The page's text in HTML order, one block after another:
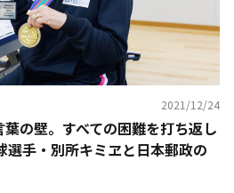
2021/12/24
の壁。すべての困難を打ち返し
選手・別所キミヱと日本郵政の